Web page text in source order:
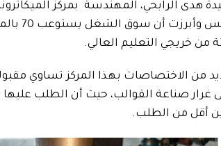
هدى الرابحي، المهندسة بمركز
من الاختصاصات بهذا المركز تساوي
غرار صناعة القوالب، حيث أن الطلب
أقل من الطلب.